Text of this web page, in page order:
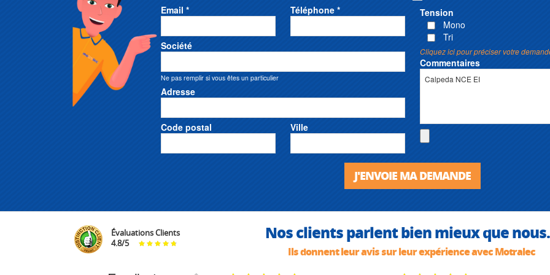
Email * Téléphone *
Société
Ne pas remplir si vous êtes un particulier
Adresse
Code postal Ville
Tension
Mono
Tri
Cliquez ici pour préciser votre
Commentaires
J'ENVOIE MA DEMANDE
Évaluations Clients
4.8/5 Nos clients parlent bien mieux que
Ils donnent leur avis sur leur expérience avec Motralec